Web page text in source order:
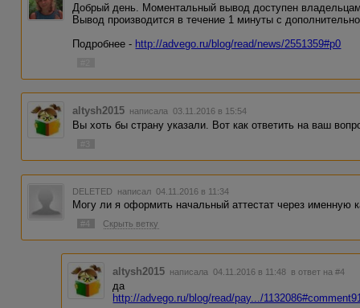
Добрый день. Моментальный вывод доступен владельцам
Вывод производится в течение 1 минуты с
Подробнее - http://advego.ru/blog/read/news/2551359#p0
altysh2015 написала 03.11.2016 в 15:54
Вы хоть бы страну указали. Вот как ответить на ваш
DELETED написал 04.11.2016 в 11:34
Могу ли я оформить начальный аттестат через именную
#4 Скрыть ветку
altysh2015 написала 04.11.2016 в 11:48 в ответ на #4
да
http://advego.ru/blog/read/pay.../